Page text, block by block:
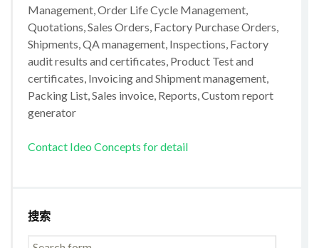
Management, Order Life Cycle Management,
Quotations, Sales Orders, Factory Purchase Orders,
Shipments, QA management, Inspections, Factory
audit results and certificates, Product Test and
certificates, Invoicing and Shipment management,
Packing List, Sales invoice, Reports, Custom report
generator
Contact Ideo Concepts for detail
搜索